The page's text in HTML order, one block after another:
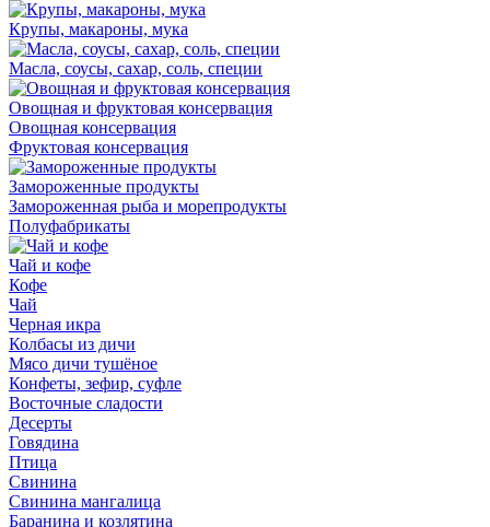
Крупы, макароны, мука
Масла, соусы, сахар, соль, специи
Овощная и фруктовая консервация
Овощная консервация
Фруктовая консервация
Замороженные продукты
Замороженная рыба и морепродукты
Полуфабрикаты
Чай и кофе
Кофе
Чай
Черная икра
Колбасы из дичи
Мясо дичи тушёное
Конфеты, зефир, суфле
Восточные сладости
Десерты
Говядина
Птица
Свинина
Свинина мангалица
Баранина и козлятина